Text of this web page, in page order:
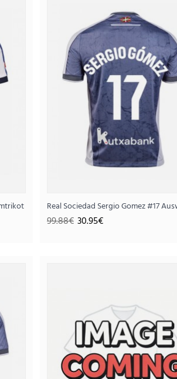
99.88€ 30.95€
2025-26 Kurzarm
Real Sociedad Sergio Gomez #17
99.88€ 30.95€